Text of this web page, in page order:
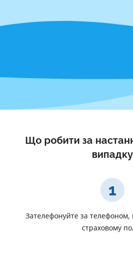
Що робити за
випадку
1
Зателефонуйте за
страховому